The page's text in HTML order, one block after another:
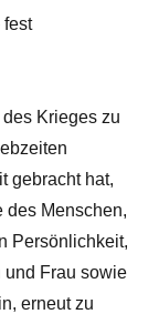
fest
Krieges zu
gebracht hat,
des Menschen,
Persönlichkeit,
und Frau sowie
erneut zu